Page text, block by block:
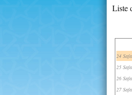
Liste
24
25
26
27